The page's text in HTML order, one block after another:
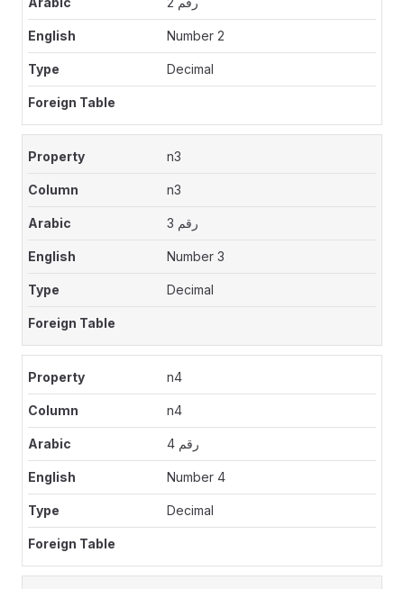
Number 2
Decimal
n3
n3
رقم 3
Number 3
Decimal
n4
n4
رقم 4
Number 4
Decimal